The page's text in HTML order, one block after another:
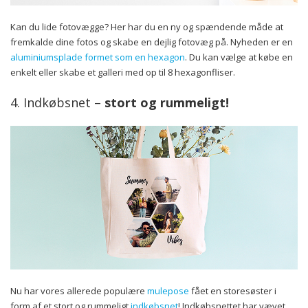
Kan du lide fotovægge? Her har du en ny og spændende måde at
fremkalde dine fotos og skabe en dejlig fotovæg på. Nyheden er en
aluminiumsplade formet som en hexagon. Du kan vælge at købe en
enkelt eller skabe et galleri med op til 8 hexagonfliser.
4. Indkøbsnet – stort og rummeligt!
Nu har vores allerede populære mulepose fået en storesøster i